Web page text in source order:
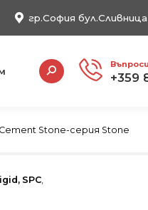
гр.София
Search:
+359
Stone-серия Stone
SPC,